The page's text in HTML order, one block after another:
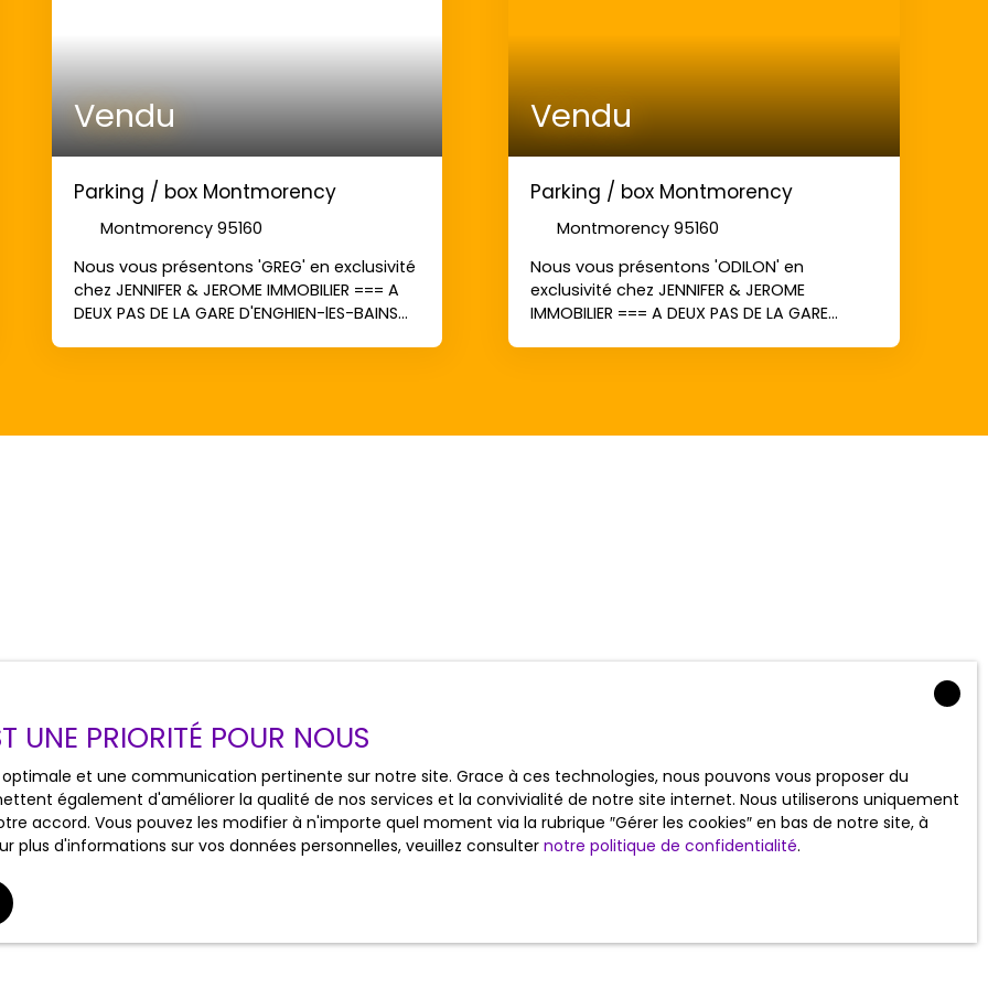
Vendu
Parking / box Montmorency
Montmorency 95160
Nous vous présentons 'GREG' en exclusivité
chez JENNIFER & JEROME IMMOBILIER === A
DEUX PAS DE LA GARE D'ENGHIEN-lES-BAINS
Vendu
Parking / box Montmorency
Montmorency 95160
Nous vous présentons 'ODILON' en
exclusivité chez JENNIFER & JEROME
IMMOBILIER === A DEUX PAS DE LA GARE
UNE PRIORITÉ POUR NOUS
et une communication pertinente sur notre site. Grace à ces technologies, nous pouvons vous proposer du
également d'améliorer la qualité de nos services et la convivialité de notre site internet. Nous utiliserons uniquement
accord. Vous pouvez les modifier à n'importe quel moment via la rubrique ″Gérer les cookies″ en bas de notre site, à
plus d'informations sur vos données personnelles, veuillez consulternotre politique de confidentialité.